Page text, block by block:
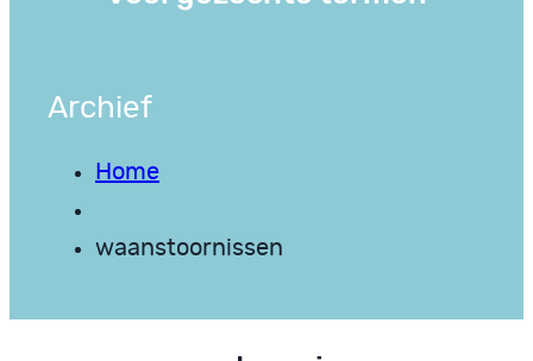
Archief
Home
waanstoornissen